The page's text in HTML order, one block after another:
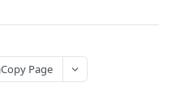
Copy Page